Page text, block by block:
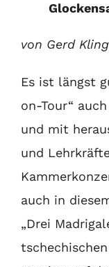
von Gerd
Es ist längst
on-Tour“
und mit
und
auch in
„Drei